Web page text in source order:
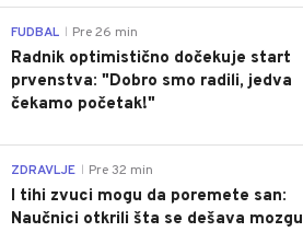
FUDBAL Pre 26 min
Radnik optimistično dočekuje start
prvenstva: "Dobro smo radili, jedva
čekamo početak!"
ZDRAVLJE Pre 32 min
I tihi zvuci mogu da poremete san:
Naučnici otkrili šta se dešava mozgu